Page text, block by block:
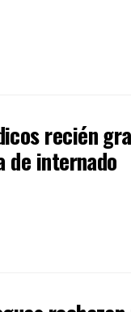
recién
de internado